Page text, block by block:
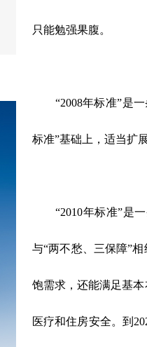
只能勉强果腹。
“2008年标准”是
标准”基础上，适当扩
“2010年标准”是
与“两不愁、三保障”
饱需求，还能满足基
医疗和住房安全。到